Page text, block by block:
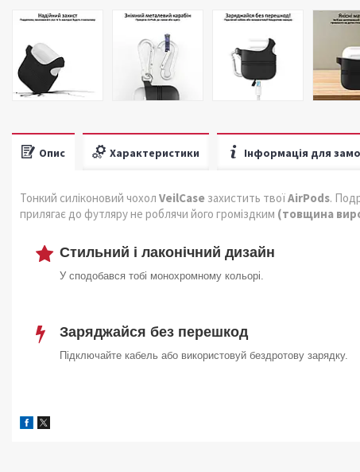
Опис Характеристики Інформація для
Тонкий силіконовий чохол VeilCase захистить твоїAirPods.
прилягає до футляру не роблячи його громіздким (товщина
Стильний і лаконічний дизайн
У сподобався тобі монохромному кольорі.
Заряджайся без перешкод
Підключайте кабель або використовуй бездротову зарядку.